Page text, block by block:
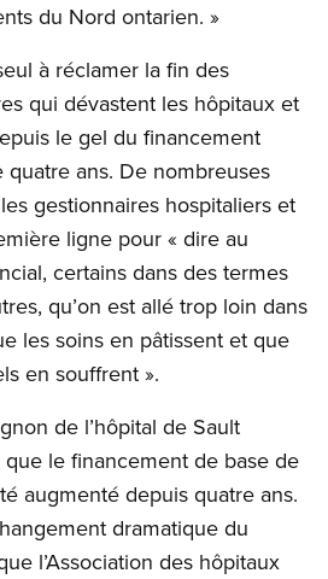
du Nord ontarien. »
à réclamer la fin des
qui dévastent les hôpitaux et
le gel du financement
ans. De nombreuses
gestionnaires hospitaliers et
ligne pour « dire au
certains dans des termes
qu’on est allé trop loin dans
les soins en pâtissent et que
en souffrent ».
de l’hôpital de Sault
le financement de base de
augmenté depuis quatre ans.
dramatique du
l’Association des hôpitaux